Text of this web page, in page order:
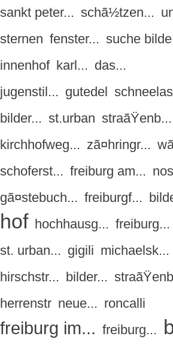
sankt peter... schã½tzen...
sternen fenster... suche
innenhof karl... das...
jugenstil... gutedel
bilder... st.urban straãŸenb...
kirchhofweg... zã¤hringr...
schoferst... freiburg am...
gã¤stebuch... freiburgf...
hof hochhausg... freiburg...
st. urban... gigili michaelsk...
hirschstr... bilder...
herrenstr neue... roncalli
freiburg im... freiburg...